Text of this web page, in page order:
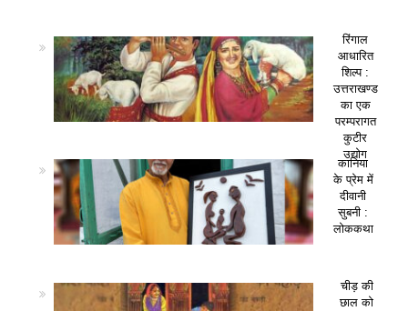
रिंगाल
आधारित
शिल्प :
उत्तराखण्ड
का एक
परम्परागत
कुटीर
उद्योग
कानिया
के प्रेम में
दीवानी
सुबनी :
लोककथा
चीड़ की
छाल को